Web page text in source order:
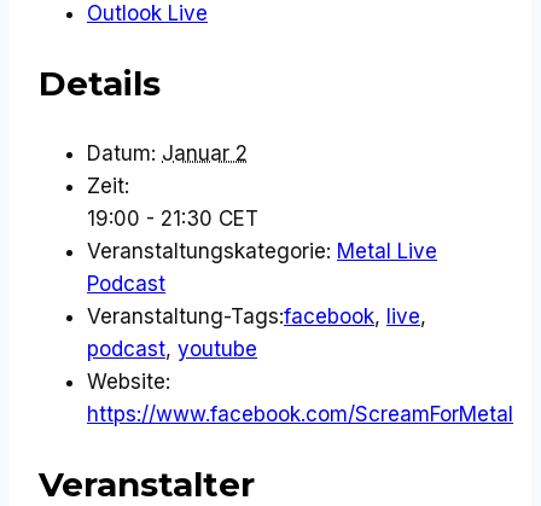
Outlook Live
Details
Datum: Januar 2
Zeit:
19:00 - 21:30 CET
Veranstaltungskategorie: Metal Live
Podcast
Veranstaltung-Tags:facebook, live,
podcast, youtube
Website:
https://www.facebook.com/ScreamForMetal
Veranstalter